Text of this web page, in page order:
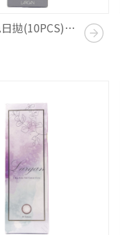
星歐｜彩色日拋(10PCS)｜星光系列｜仲夏之夜